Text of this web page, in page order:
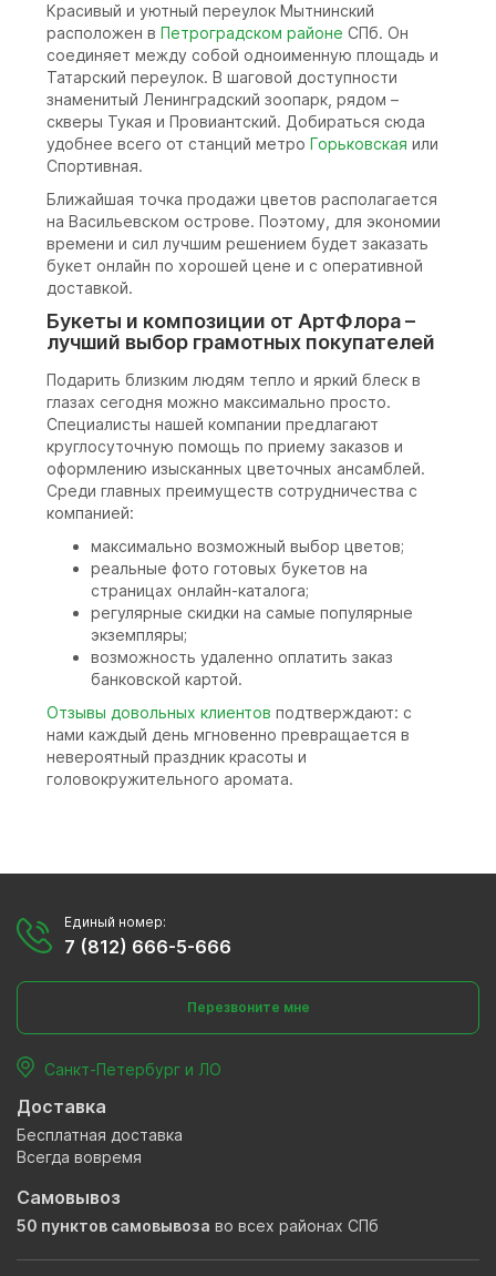
Красивый и уютный переулок Мытнинский
расположен в Петроградском районе СПб. Он
соединяет между собой одноименную площадь и
Татарский переулок. В шаговой доступности
знаменитый Ленинградский зоопарк, рядом –
скверы Тукая и Провиантский. Добираться сюда
удобнее всего от станций метро Горьковская или
Спортивная.
Ближайшая точка продажи цветов располагается
на Васильевском острове. Поэтому, для экономии
времени и сил лучшим решением будет заказать
букет онлайн по хорошей цене и с оперативной
доставкой.
Букеты и композиции от АртФлора –
лучший выбор грамотных покупателей
Подарить близким людям тепло и яркий блеск в
глазах сегодня можно максимально просто.
Специалисты нашей компании предлагают
круглосуточную помощь по приему заказов и
оформлению изысканных цветочных ансамблей.
Среди главных преимуществ сотрудничества с
компанией:
максимально возможный выбор цветов;
реальные фото готовых букетов на
страницах онлайн-каталога;
регулярные скидки на самые популярные
экземпляры;
возможность удаленно оплатить заказ
банковской картой.
Отзывы довольных клиентов подтверждают: с
нами каждый день мгновенно превращается в
невероятный праздник красоты и
головокружительного аромата.
Единый номер:
7 (812) 666-5-666
Перезвоните мне
Санкт-Петербург и ЛО
Доставка
Бесплатная доставка
Всегда вовремя
Самовывоз
50 пунктов самовывоза во всех районах СПб